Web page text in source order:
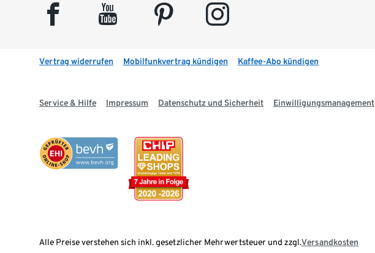
facebook youtube pinterest instagram
Vertrag widerrufen Mobilfunkvertrag kündigen Kaffee-Abo kündigen
Service & Hilfe Impressum Datenschutz und Sicherheit Einwilligungsmanagement
Alle Preise verstehen sich inkl. gesetzlicher Mehrwertsteuer und zzgl.Versandkosten